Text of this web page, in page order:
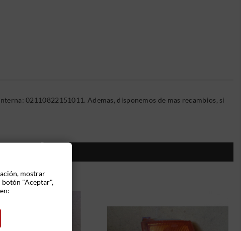
02110822151011. Ademas, disponemos de mas recambios, si
mostrar
botón "Aceptar",